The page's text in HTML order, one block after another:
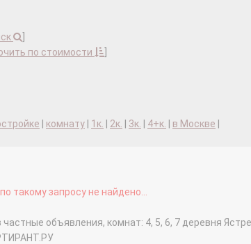
по стоимости
комнату 1к. 2к. 3к. 4+к. в Москве
такому запросу не найдено...
объявления, комнат: 4, 5, 6, 7 деревня